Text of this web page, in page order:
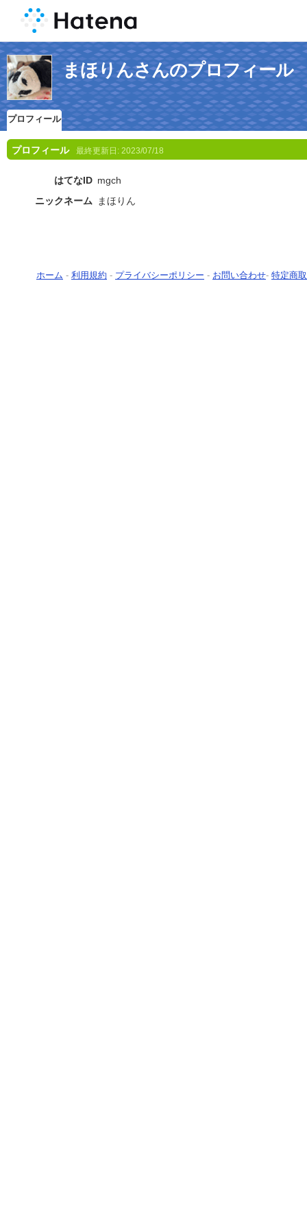
まほりんさんのプロフィール
プロフィール
プロフィール 最終更新日: 2023/07/18
はてなID mgch
ニックネーム まほりん
ホーム - 利用規約 - プライバシーポリシー - お問い合わせ- 特定商